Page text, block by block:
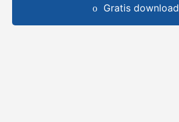
Gratis download